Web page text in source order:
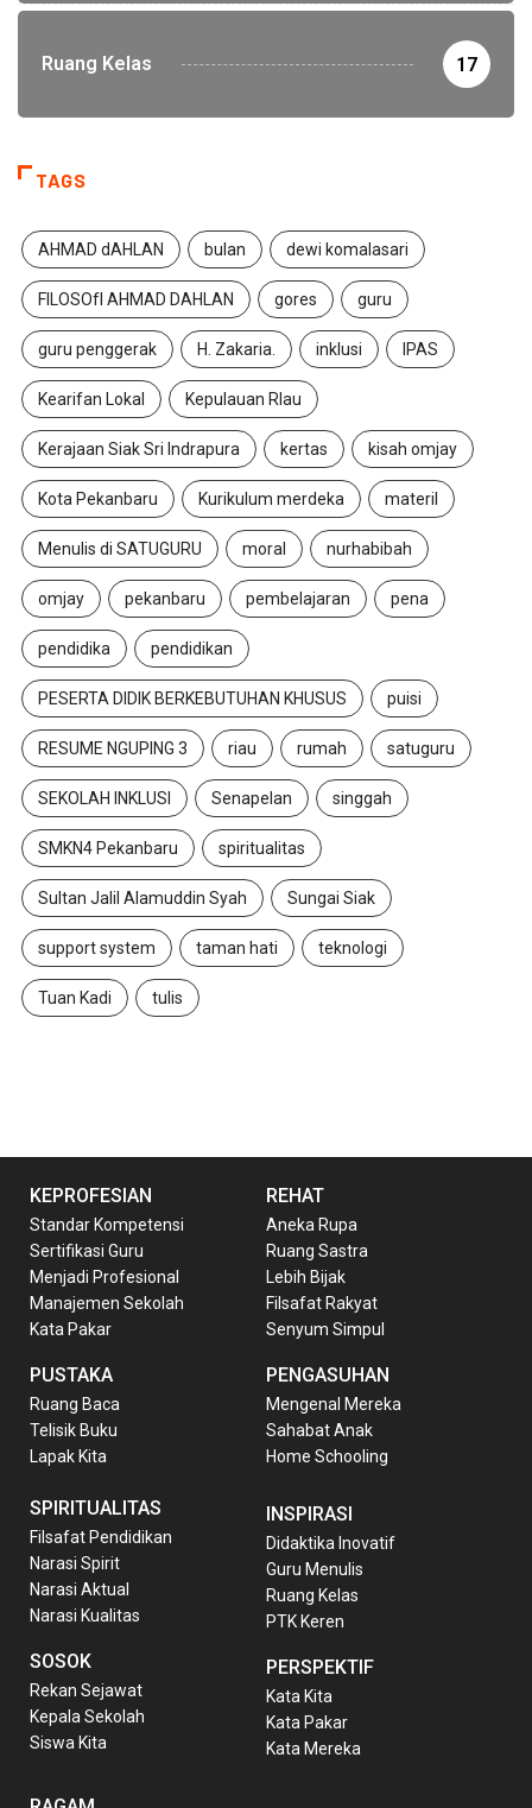
Ruang Kelas 17
TAGS
AHMAD dAHLAN bulan dewi komalasari
FILOSOfI AHMAD DAHLAN gores guru
guru penggerak H. Zakaria. inklusi IPAS
Kearifan Lokal Kepulauan RIau
Kerajaan Siak Sri Indrapura kertas kisah omjay
Kota Pekanbaru Kurikulum merdeka materil
Menulis di SATUGURU moral nurhabibah
omjay pekanbaru pembelajaran pena
pendidika pendidikan
PESERTA DIDIK BERKEBUTUHAN KHUSUS puisi
RESUME NGUPING 3 riau rumah satuguru
SEKOLAH INKLUSI Senapelan singgah
SMKN4 Pekanbaru spiritualitas
Sultan Jalil Alamuddin Syah Sungai Siak
support system taman hati teknologi
Tuan Kadi tulis
KEPROFESIAN
Standar Kompetensi
Sertifikasi Guru
Menjadi Profesional
Manajemen Sekolah
Kata Pakar
PUSTAKA
Ruang Baca
Telisik Buku
Lapak Kita
REHAT
Aneka Rupa
Ruang Sastra
Lebih Bijak
Filsafat Rakyat
Senyum Simpul
PENGASUHAN
Mengenal Mereka
Sahabat Anak
Home Schooling
SPIRITUALITAS
Filsafat Pendidikan
Narasi Spirit
Narasi Aktual
Narasi Kualitas
SOSOK
Rekan Sejawat
Kepala Sekolah
Siswa Kita
INSPIRASI
Didaktika Inovatif
Guru Menulis
Ruang Kelas
PTK Keren
PERSPEKTIF
Kata Kita
Kata Pakar
Kata Mereka